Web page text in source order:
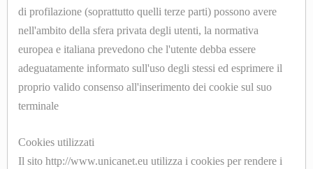
DI
RICAMBIO
PER
MACCHINE
DA
PISTOLE
Contatti
SHOP ONLINE
Cookyes
di profilazione (soprattutto quelli terze parti) possono avere
nell'ambito della sfera privata degli utenti, la normativa
europea e italiana prevedono che l'utente debba essere
adeguatamente informato sull'uso degli stessi ed esprimere il
proprio valido consenso all'inserimento dei cookie sul suo
terminale
Cookies utilizzati
Il sito http://www.unicanet.eu utilizza i cookies per rendere i